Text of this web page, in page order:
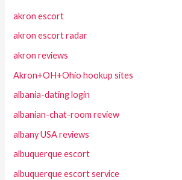
akron escort
akron escort radar
akron reviews
Akron+OH+Ohio hookup sites
albania-dating login
albanian-chat-room review
albany USA reviews
albuquerque escort
albuquerque escort service